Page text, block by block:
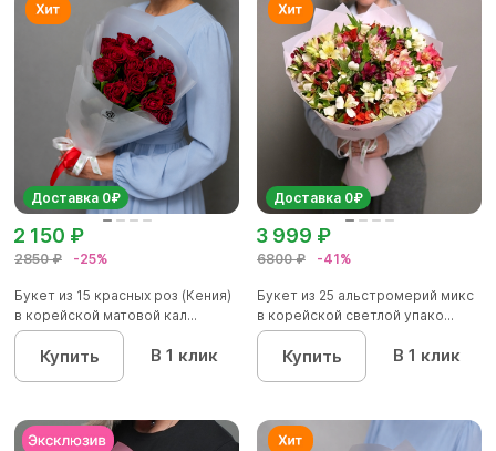
Доставка 0₽
2850 ₽ -25%
2 150 ₽
Букет из 15 красных роз (Кения)
в корейской матовой кал...
Купить В 1 клик
Доставка 0₽
6800 ₽ -41%
3 999 ₽
Букет из 25 альстромерий микс
в корейской светлой упако...
Купить В 1 клик